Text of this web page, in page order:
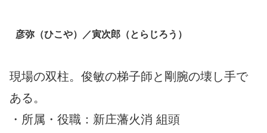
彦弥（ひこや）／寅次郎（とらじろう）
現場の双柱。俊敏の梯子師と剛腕の壊し手で
ある。
・所属・役職：新庄藩火消 組頭